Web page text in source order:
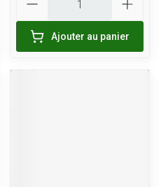
Ajouter au panier